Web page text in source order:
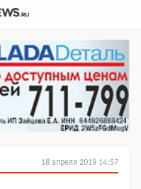
18 апреля 2019 14:57